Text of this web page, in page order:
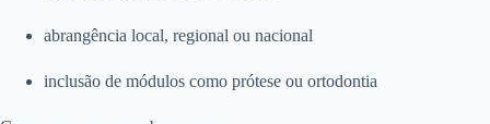
abrangência local, regional ou nacional
inclusão de módulos como prótese ou ortodontia